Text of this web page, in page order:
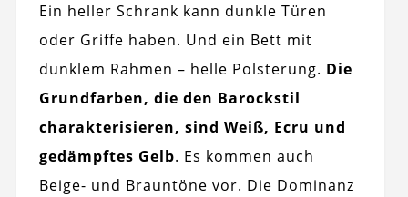
Ein heller Schrank kann dunkle Türen
oder Griffe haben. Und ein Bett mit
dunklem Rahmen – helle Polsterung. Die
Grundfarben, die den Barockstil
charakterisieren, sind Weiß, Ecru und
gedämpftes Gelb. Es kommen auch
Beige- und Brauntöne vor. Die Dominanz